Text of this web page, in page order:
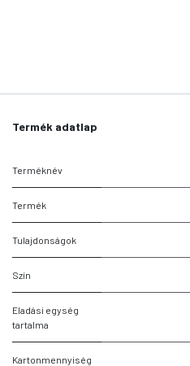
Termék adatlap
Terméknév
Termék
Tulajdonságok
Szín
Eladási egység
tartalma
Kartonmennyiség